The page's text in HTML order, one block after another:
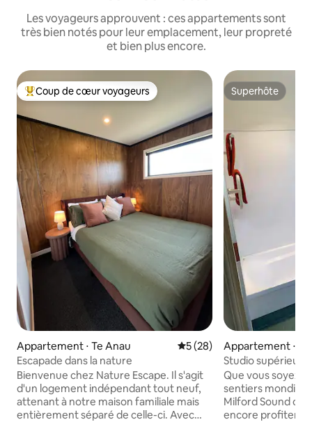
Les voyageurs approuvent : ces appartements sont
très bien notés pour leur emplacement, leur propreté
et bien plus encore.
Coups de cœur voyageurs les plus appréciés
Coup de cœur voyageurs
Appartement ⋅ Te Anau Évaluation moyenne sur la
5 (28)
Escapade dans la nature
Bienvenue chez Nature Escape. Il s'agit
d'un logement indépendant tout neuf,
attenant à notre maison familiale mais
entièrement séparé de celle-ci. Avec
Superhôte
Superhôte
Appartement ⋅
Studio supérieur
Que vous soyez
sentiers
Milford Sound ou
encore profiter